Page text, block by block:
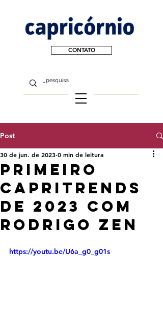
CONTATO
Post
Primeiro
capritrends
de 2023 com
rodrigo zen
30 de jun. de 2023 0 min de leitura
https://youtu.be/U6a_g0_g01s